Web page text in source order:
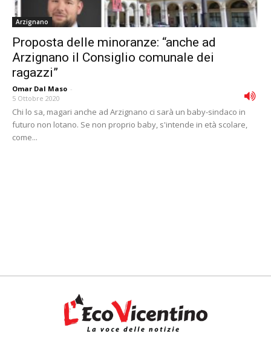
Arzignano
Proposta delle minoranze: “anche ad
Arzignano il Consiglio comunale dei
ragazzi”
Omar Dal Maso -
5 Ottobre 2020
Chi lo sa, magari anche ad Arzignano ci sarà un baby-sindaco in
futuro non lotano. Se non proprio baby, s'intende in età scolare,
come...